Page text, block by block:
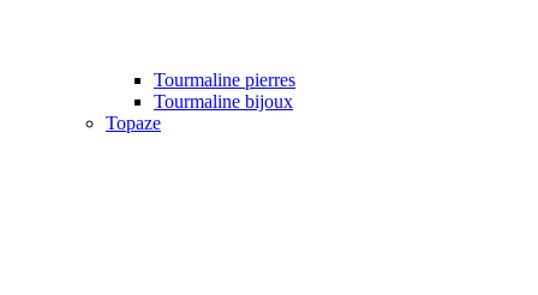
Tourmaline pierres
Tourmaline bijoux
Topaze